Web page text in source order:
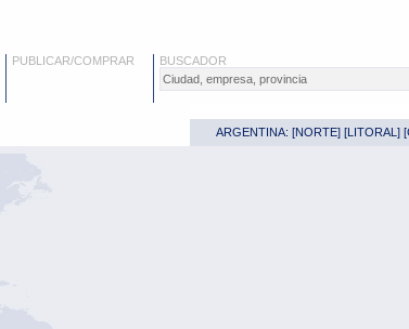
PUBLICAR/COMPRAR BUSCADOR
ARGENTINA: [NORTE] [LITORAL ] [